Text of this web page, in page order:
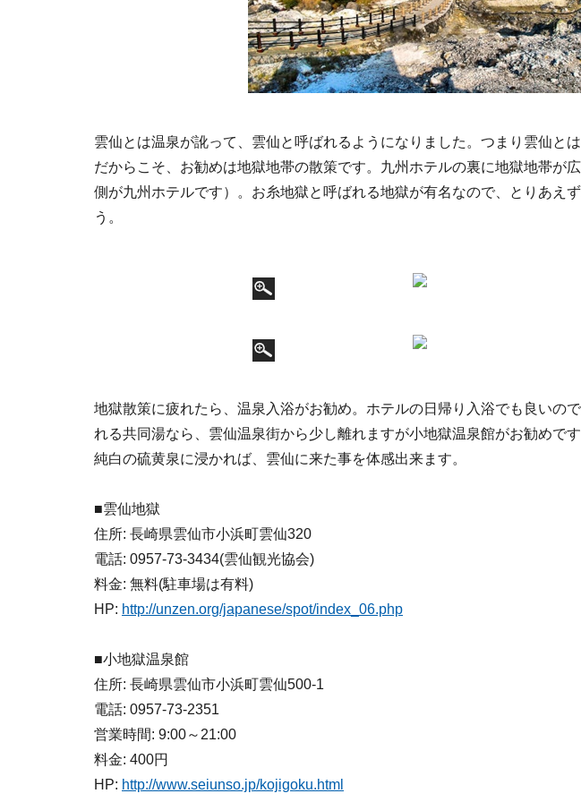
雲仙とは温泉が訛って、雲仙と呼ばれるようになりました。つまり雲仙と
だからこそ、お勧めは地獄地帯の散策です。九州ホテルの裏に地獄地帯が
側が九州ホテルです）。お糸地獄と呼ばれる地獄が有名なので、とりあえ
う。
地獄散策に疲れたら、温泉入浴がお勧め。ホテルの日帰り入浴でも良いの
れる共同湯なら、雲仙温泉街から少し離れますが小地獄温泉館がお勧めで
純白の硫黄泉に浸かれば、雲仙に来た事を体感出来ます。
■雲仙地獄
住所: 長崎県雲仙市小浜町雲仙320
電話: 0957-73-3434(雲仙観光協会)
料金: 無料(駐車場は有料)
HP: http://unzen.org/japanese/spot/index_06.php
■小地獄温泉館
住所: 長崎県雲仙市小浜町雲仙500-1
電話: 0957-73-2351
営業時間: 9:00～21:00
料金: 400円
HP: http://www.seiunso.jp/kojigoku.html